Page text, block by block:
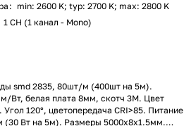
: min: 2600 K; typ: 2700 K; max: 2800 K
1 CH (1 канал - Mono)
smd 2835, 80шт/м (400шт на 5м).
Вт, белая плата 8мм, скотч 3М. Цвет
120°, цветопередача CRI>85. Питание
(30 Вт на 5м). Размеры 5000х8х1.5мм.